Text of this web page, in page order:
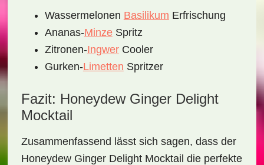
Wassermelonen Basilikum Erfrischung
Ananas-MinzeSpritz
Zitronen-IngwerCooler
Gurken-Limetten Spritzer
Fazit: Honeydew Ginger Delight
Mocktail
Zusammenfassend lässt sich sagen, dass der
Honeydew Ginger Delight Mocktail die perfekte